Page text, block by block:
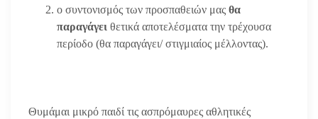
ο συντονισμός των προσπαθειών μας θα
παραγάγει θετικά αποτελέσματα την τρέχουσα
περίοδο (θα παραγάγει/ στιγμιαίος μέλλοντας).
Θυμάμαι μικρό παιδί τις ασπρόμαυρες αθλητικές